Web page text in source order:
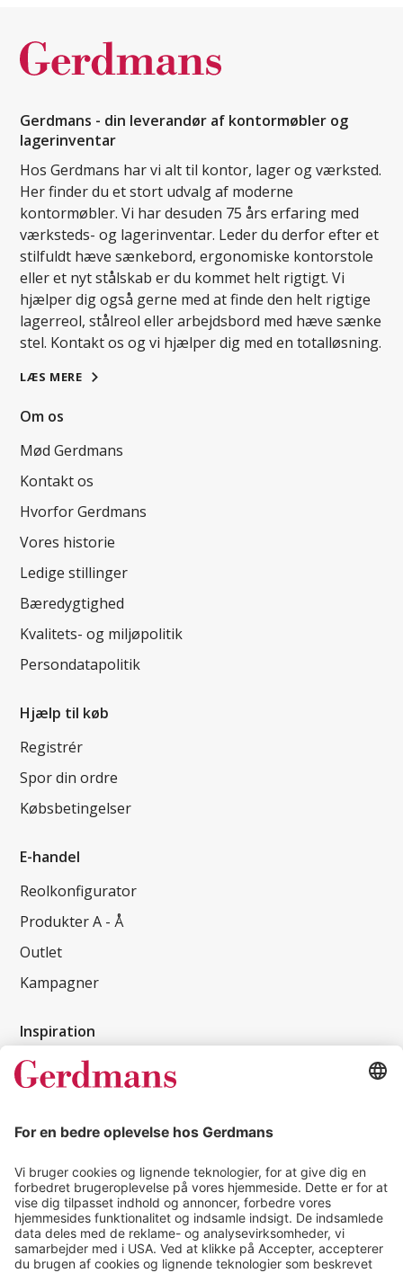
Gerdmans - din leverandør af kontormøbler og
lagerinventar
Hos Gerdmans har vi alt til kontor, lager og værksted.
Her finder du et stort udvalg af moderne
kontormøbler. Vi har desuden 75 års erfaring med
værksteds- og lagerinventar. Leder du derfor efter et
stilfuldt hæve sænkebord, ergonomiske kontorstole
eller et nyt stålskab er du kommet helt rigtigt. Vi
hjælper dig også gerne med at finde den helt rigtige
lagerreol, stålreol eller arbejdsbord med hæve sænke
stel. Kontakt os og vi hjælper dig med en totalløsning.
LÆS MERE
Om os
Mød Gerdmans
Kontakt os
Hvorfor Gerdmans
Vores historie
Ledige stillinger
Bæredygtighed
Kvalitets- og miljøpolitik
Persondatapolitik
Hjælp til køb
Registrér
Spor din ordre
Købsbetingelser
E-handel
Reolkonfigurator
Produkter A - Å
Outlet
Kampagner
Inspiration
Kundereferencer
Tips & guides
Kontakt
salg@gerdmans.dk
49 18 07 07